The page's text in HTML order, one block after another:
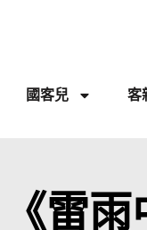
國客兒 客
《雷